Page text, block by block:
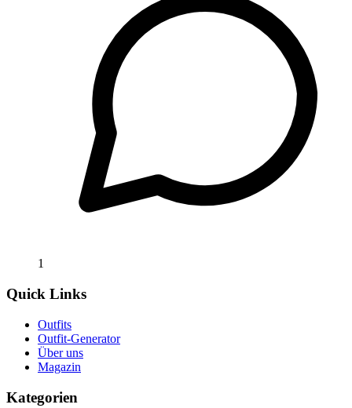
1
Quick Links
Outfits
Outfit-Generator
Über uns
Magazin
Kategorien